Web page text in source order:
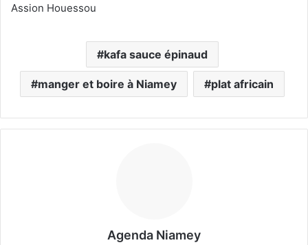
Assion Houessou
kafa sauce épinaud
manger et boire à Niamey plat africain
Agenda Niamey